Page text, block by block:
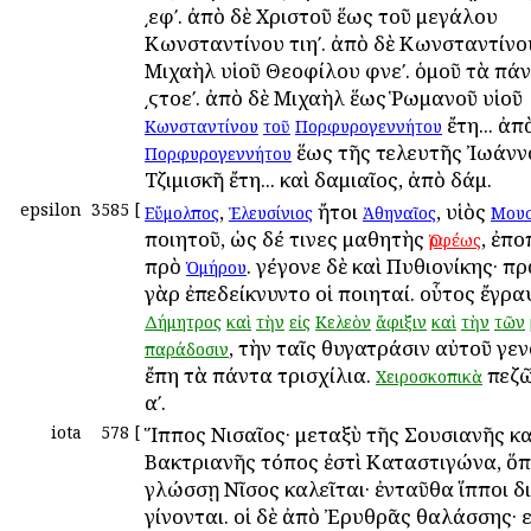
͵εφʹ. ἀπὸ δὲ Χριστοῦ ἕως τοῦ μεγάλου
Κωνσταντίνου τιηʹ. ἀπὸ δὲ
Μιχαὴλ υἱοῦ Θεοφίλου φνεʹ. ὁμοῦ τὰ
͵ϛτοεʹ. ἀπὸ δὲ Μιχαὴλ ἕως Ῥωμανοῦ υἱοῦ
Κωνσταντίνου τοῦ Πορφυρογεννήτου ἔτη...
Πορφυρογεννήτου ἕως τῆς τελευτῆς
Τζιμισκῆ ἔτη... καὶ Ἀδαμιαῖος, ἀπὸ Ἀδάμ.
epsilon 3585 [ Εὔμολπος, Ἐλευσίνιος ἤτοι Ἀθηναῖος, υἱὸς
ποιητοῦ, ὡς δέ τινες μαθητὴς Ὀρφέως,
πρὸ Ὁμήρου. γέγονε δὲ καὶ Πυθιονίκης·
γὰρ ἐπεδείκνυντο οἱ ποιηταί. οὗτος
Δήμητρος καὶ τὴν εἰς Κελεὸν ἄφιξιν καὶ τὴν τῶν
παράδοσιν, τὴν ταῖς θυγατράσιν αὐτοῦ
ἔπη τὰ πάντα τρισχίλια. Χειροσκοπικὰ
αʹ.
iota 578 [ Ἵππος Νισαῖος· μεταξὺ τῆς Σουσιανῆς
Βακτριανῆς τόπος ἐστὶ Καταστιγώνα,
γλώσσῃ Νῖσος καλεῖται· ἐνταῦθα ἵπποι
γίνονται. οἱ δὲ ἀπὸ Ἐρυθρᾶς θαλάσσης·